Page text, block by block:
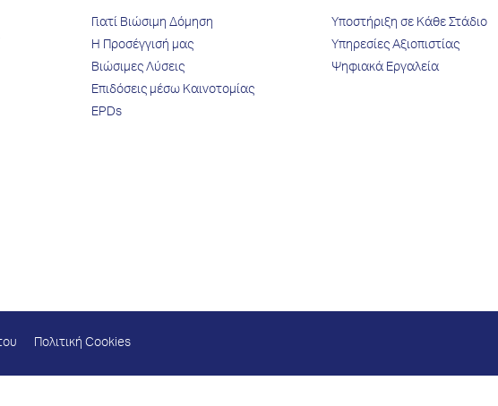
Γιατί Βιώσιμη Δόμηση
Η Προσέγγισή μας
Βιώσιμες Λύσεις
Επιδόσεις μέσω Kαινοτομίας
EPDs
Υποστήριξη σε Κάθε Στάδιο
Υπηρεσίες Αξιοπιστίας
Ψηφιακά Εργαλεία
Πολιτική Cookies